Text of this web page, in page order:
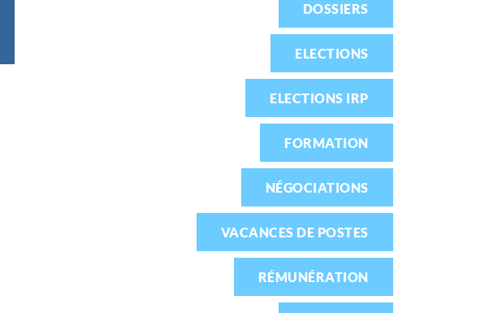
DOSSIERS
ELECTIONS
ELECTIONS IRP
FORMATION
NÉGOCIATIONS
VACANCES DE POSTES
RÉMUNÉRATION